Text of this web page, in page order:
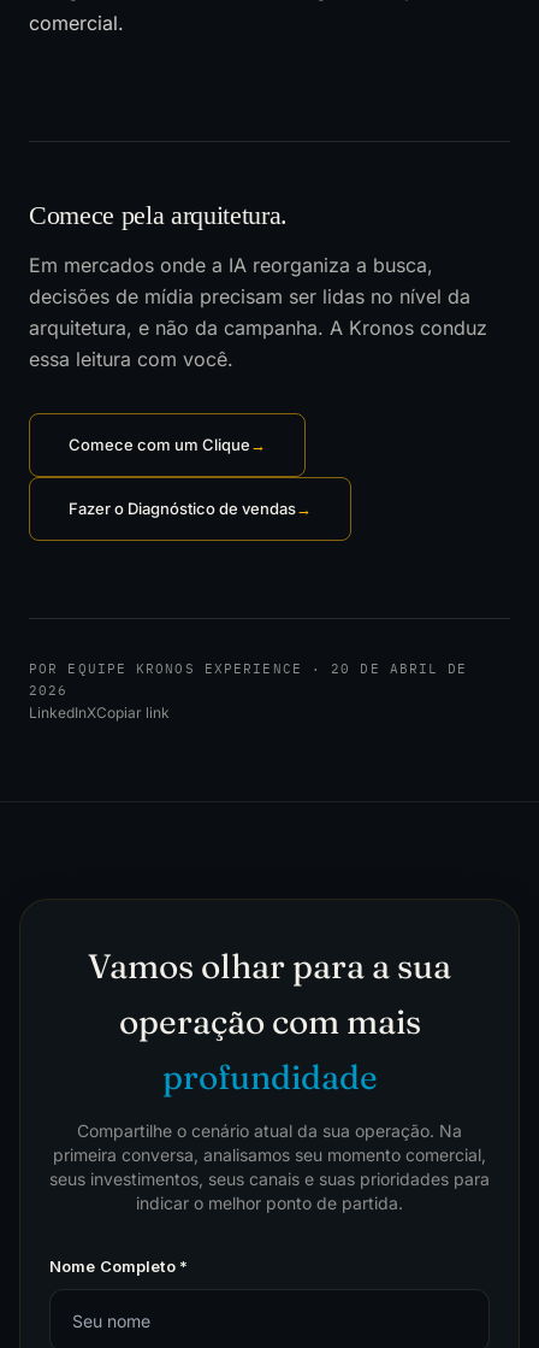
comercial.
Comece pela arquitetura.
Em mercados onde a IA reorganiza a busca,
decisões de mídia precisam ser lidas no nível da
arquitetura, e não da campanha. A Kronos conduz
essa leitura com você.
Comece com um Clique→
Fazer o Diagnóstico de vendas→
POR EQUIPE KRONOS EXPERIENCE · 20 DE ABRIL DE
2026
LinkedInXCopiar link
Vamos olhar para a sua
operação com mais
profundidade
Compartilhe o cenário atual da sua operação. Na
primeira conversa, analisamos seu momento comercial,
seus investimentos, seus canais e suas prioridades para
indicar o melhor ponto de partida.
Nome Completo *